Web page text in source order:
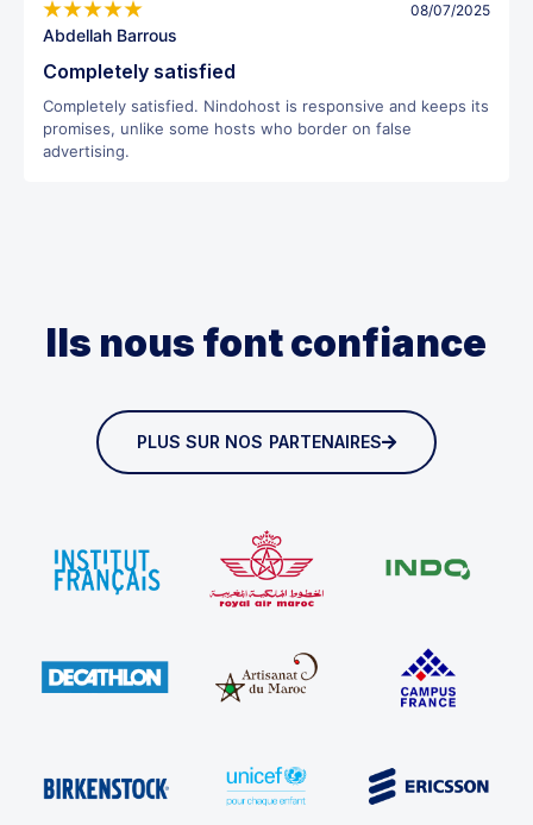
Abdellah Barrous
08/07/2025
Completely satisfied
Completely satisfied. Nindohost is responsive and keeps its
promises, unlike some hosts who border on false
advertising.
Ils nous font confiance
PLUS SUR NOS PARTENAIRES